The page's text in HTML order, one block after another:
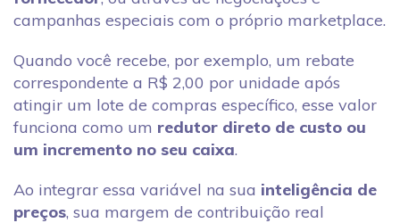
campanhas especiais com o próprio marketplace.
Quando você recebe, por exemplo, um rebate
correspondente a R$ 2,00 por unidade após
atingir um lote de compras específico, esse valor
funciona como um redutor direto de custo ou
um incremento no seu caixa.
Ao integrar essa variável na sua inteligência de
preços, sua margem de contribuição real